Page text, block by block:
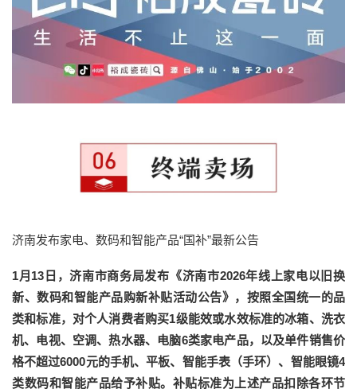
济南发布家电、数码和智能产品“国补”最新公告
1月13日，济南市商务局发布《济南市2026年线上家电以旧换
新、数码和智能产品购新补贴活动公告》，按照全国统一的品
类和标准，对个人消费者购买1级能效或水效标准的冰箱、洗衣
机、电视、空调、热水器、电脑6类家电产品，以及单件销售价
格不超过6000元的手机、平板、智能手表（手环）、智能眼镜4
类数码和智能产品给予补贴。补贴标准为上述产品扣除各环节